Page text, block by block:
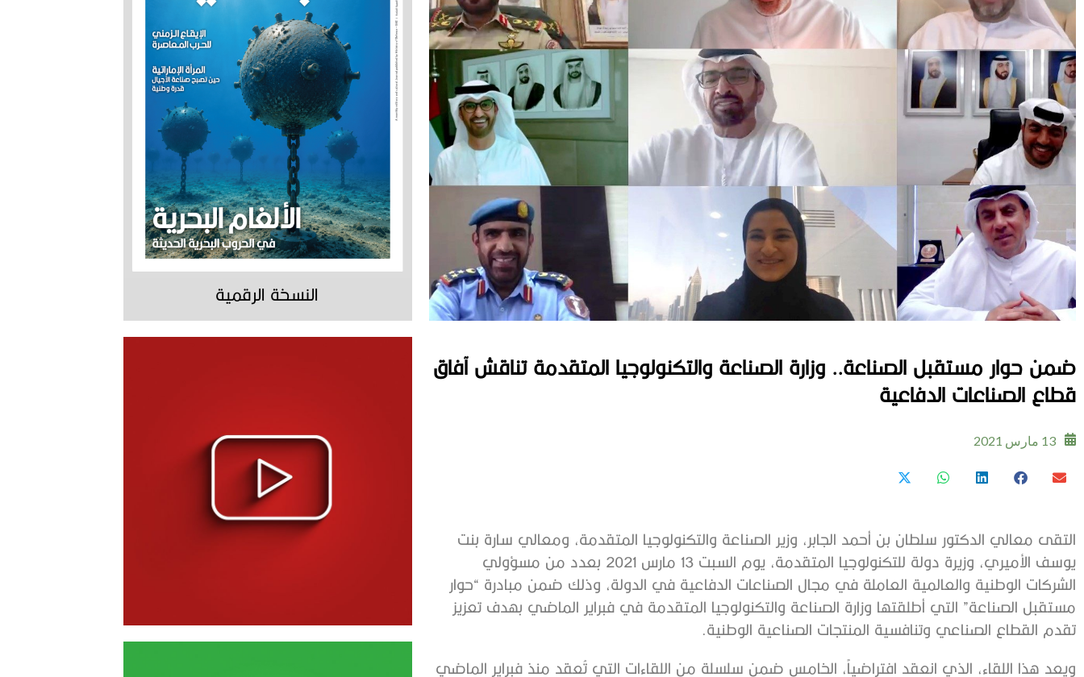
ضمن حوار مستقبل الصناعة.. وزارة الصناعة والتكنولوجيا المتقدمة تناقش آفاق
قطاع الصناعات الدفاعية
13 مارس 2021
التقى معالي الدكتور سلطان بن أحمد الجابر، وزير الصناعة والتكنولوجيا المتقدمة، ومعالي سارة بنت
يوسف الأميري، وزيرة دولة للتكنولوجيا المتقدمة، يوم السبت 13 مارس 2021 بعدد من مسؤولي
الشركات الوطنية والعالمية العاملة في مجال الصناعات الدفاعية في الدولة، وذلك ضمن مبادرة “حوار
مستقبل الصناعة” التي أطلقتها وزارة الصناعة والتكنولوجيا المتقدمة في فبراير الماضي بهدف تعزيز
تقدم القطاع الصناعي وتنافسية المنتجات الصناعية الوطنية.
ويعد هذا اللقاء، الذي انعقد افتراضياً، الخامس ضمن سلسلة من اللقاءات التي تُعقد منذ فبراير الماضي
النسخة الرقمية